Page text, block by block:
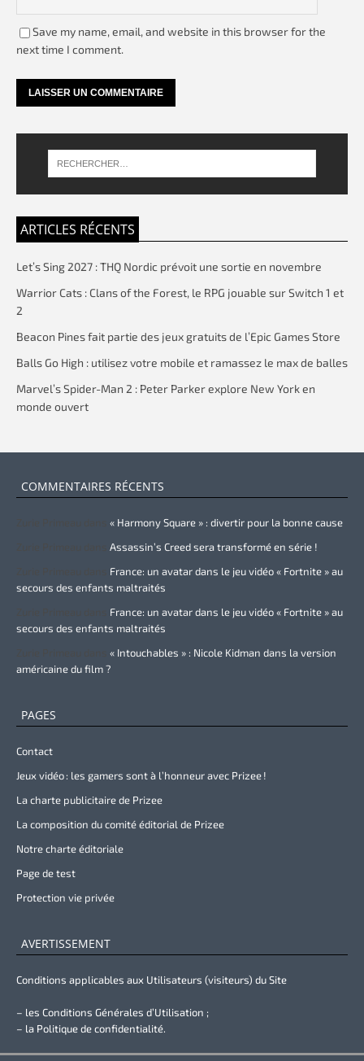
Save my name, email, and website in this browser for the
next time I comment.
ARTICLES RÉCENTS
Let’s Sing 2027 : THQ Nordic prévoit une sortie en novembre
Warrior Cats : Clans of the Forest, le RPG jouable sur Switch 1 et
2
Beacon Pines fait partie des jeux gratuits de l’Epic Games Store
Balls Go High : utilisez votre mobile et ramassez le max de balles
Marvel’s Spider-Man 2 : Peter Parker explore New York en
monde ouvert
COMMENTAIRES RÉCENTS
« Harmony Square » : divertir pour la bonne cause
Assassin’s Creed sera transformé en série !
France: un avatar dans le jeu vidéo « Fortnite » au
secours des enfants maltraités
France: un avatar dans le jeu vidéo « Fortnite » au
secours des enfants maltraités
« Intouchables » : Nicole Kidman dans la version
américaine du film ?
PAGES
Contact
Jeux vidéo : les gamers sont à l’honneur avec Prizee !
La charte publicitaire de Prizee
La composition du comité éditorial de Prizee
Notre charte éditoriale
Page de test
Protection vie privée
AVERTISSEMENT
Conditions applicables aux Utilisateurs (visiteurs) du Site
– les Conditions Générales d’Utilisation ;
– la Politique de confidentialité.